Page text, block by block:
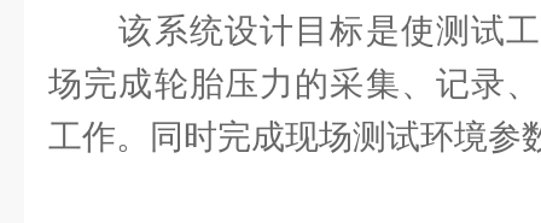
该系统设计目标是使测试工
场完成轮胎压力的采集、记录
工作。同时完成现场测试环境参